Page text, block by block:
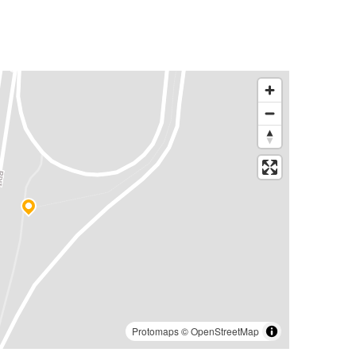
Protomaps©OpenStreetMap